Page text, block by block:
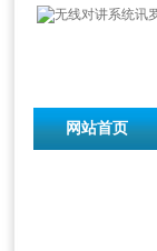
网站首页